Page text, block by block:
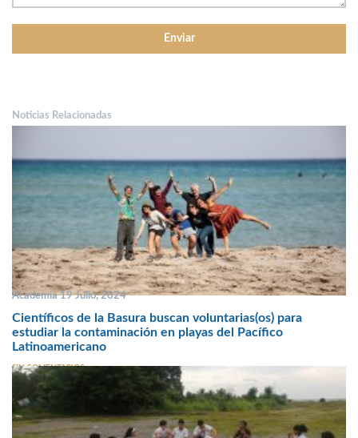
Noticias Relacionadas
Academia 19 Julio, 2024
Científicos de la Basura buscan voluntarias(os) para
estudiar la contaminación en playas del Pacífico
Latinoamericano
SIN COMENTARIOS